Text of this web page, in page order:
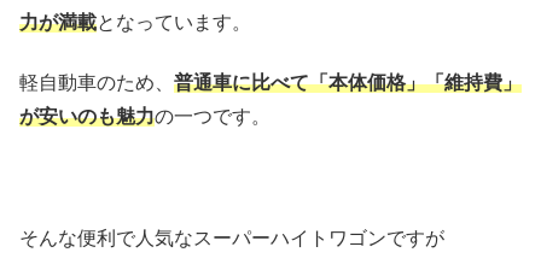
力が満載となっています。
軽自動車のため、 普通車に比べて「本体価格」「維持費」
が安いのも魅力の一つです。
そんな便利で人気なスーパーハイトワゴンですが